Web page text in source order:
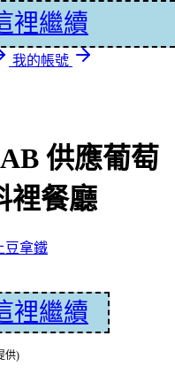
我的帳號
供應葡萄
裡餐廳
豆拿鐵
裡繼續
供)
裡繼續